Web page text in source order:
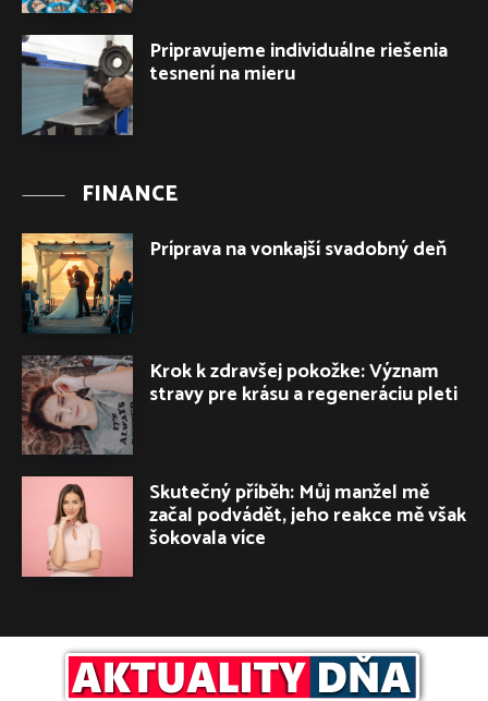
Pripravujeme individuálne riešenia
tesnení na mieru
FINANCE
Príprava na vonkajší svadobný deň
Krok k zdravšej pokožke: Význam
stravy pre krásu a regeneráciu pleti
Skutečný příběh: Můj manžel mě
začal podvádět, jeho reakce mě však
šokovala více